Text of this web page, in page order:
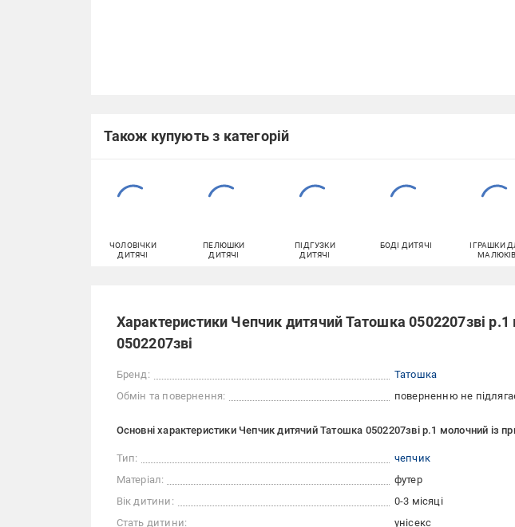
Також купують з категорій
ЧОЛОВІЧКИ
ДИТЯЧІ
ПЕЛЮШКИ
ДИТЯЧІ
ПІДГУЗКИ
ДИТЯЧІ
БОДІ ДИТЯЧІ
ІГРАШКИ
МАЛЮКІВ
Характеристики Чепчик дитячий Татошка 0502207зві
0502207зві
Бренд:
Татошка
Обмін та повернення:
поверненню не
Основні характеристики Чепчик дитячий Татошка 0502207зві р.1 молочний із
Тип:
чепчик
Матеріал:
футер
Вік дитини:
0-3 місяці
Стать дитини:
унісекс